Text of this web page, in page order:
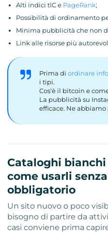
Alti indici tIC e PageRank;
Possibilità di ordinamento
Minima pubblicità che non
Link alle risorse più
Prima di ordinare
i tipi.
Cos'è il bitcoin e
La pubblicità su
efficace. Ne
Cataloghi
come usarli
obbligatorio
Un sito nuovo o poco
bisogno di partire da
casi conviene prima